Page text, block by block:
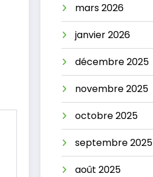
mars 2026
janvier 2026
décembre 2025
novembre 2025
octobre 2025
septembre 2025
août 2025